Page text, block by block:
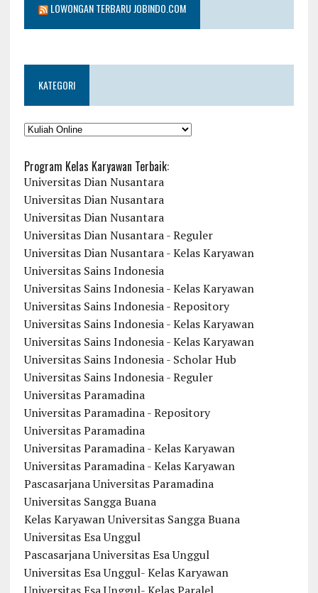
LOWONGAN TERBARU JOBINDO.COM
KATEGORI
KATEGORI
Program Kelas Karyawan Terbaik:
Universitas Dian Nusantara
Universitas Dian Nusantara
Universitas Dian Nusantara
Universitas Dian Nusantara - Reguler
Universitas Dian Nusantara - Kelas Karyawan
Universitas Sains Indonesia
Universitas Sains Indonesia - Kelas Karyawan
Universitas Sains Indonesia - Repository
Universitas Sains Indonesia - Kelas Karyawan
Universitas Sains Indonesia - Kelas Karyawan
Universitas Sains Indonesia - Scholar Hub
Universitas Sains Indonesia - Reguler
Universitas Paramadina
Universitas Paramadina - Repository
Universitas Paramadina
Universitas Paramadina - Kelas Karyawan
Universitas Paramadina - Kelas Karyawan
Pascasarjana Universitas Paramadina
Universitas Sangga Buana
Kelas Karyawan Universitas Sangga Buana
Universitas Esa Unggul
Pascasarjana Universitas Esa Unggul
Universitas Esa Unggul- Kelas Karyawan